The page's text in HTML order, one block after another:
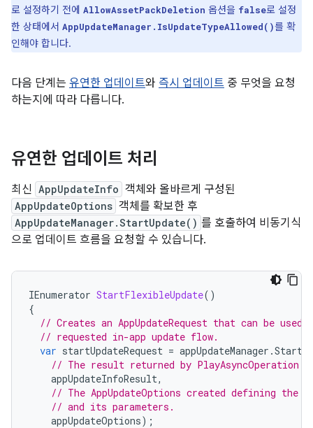
로 설정하기 전에 AllowAssetPackDeletion 옵션을 false로 설정
한 상태에서 AppUpdateManager.IsUpdateTypeAllowed()를 확
인해야 합니다.
다음 단계는 유연한 업데이트와 즉시 업데이트 중 무엇을 요청
하는지에 따라 다릅니다.
유연한 업데이트 처리
최신 AppUpdateInfo 객체와 올바르게 구성된
AppUpdateOptions 객체를 확보한 후
AppUpdateManager.StartUpdate() 를 호출하여 비동기식
으로 업데이트 흐름을 요청할 수 있습니다.
IEnumerator StartFlexibleUpdate()
{
// Creates an AppUpdateRequest that can be
// requested in-app update flow.
var startUpdateRequest = appUpdateManager .
// The result returned by
appUpdateInfoResult,
// The AppUpdateOptions created defining the
// and its parameters.
appUpdateOptions);